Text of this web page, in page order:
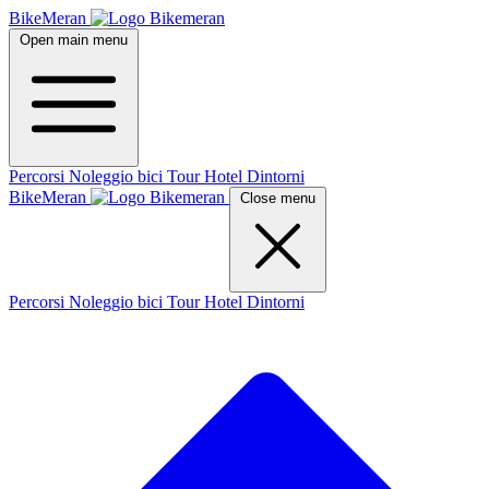
BikeMeran
Open main menu
Percorsi Noleggio bici TourHotel Dintorni
BikeMeran
Close menu
Percorsi Noleggio bici TourHotel Dintorni